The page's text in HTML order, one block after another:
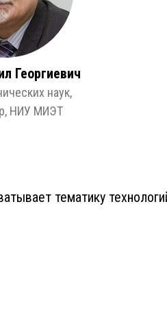
Георгиевич
наук,
НИУ МИЭТ
тематику